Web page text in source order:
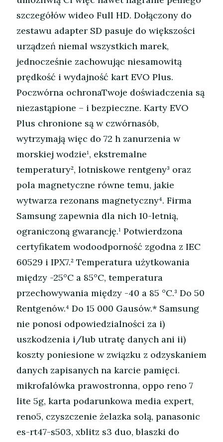
szczegółów wideo Full HD. Dołączony do
zestawu adapter SD pasuje do większości
urządzeń niemal wszystkich marek,
jednocześnie zachowując niesamowitą
prędkość i wydajność kart EVO Plus.
Poczwórna ochronaTwoje doświadczenia są
niezastąpione – i bezpieczne. Karty EVO
Plus chronione są w czwórnasób,
wytrzymają więc do 72 h zanurzenia w
morskiej wodzie¹, ekstremalne
temperatury², lotniskowe rentgeny³ oraz
pola magnetyczne równe temu, jakie
wytwarza rezonans magnetyczny⁴. Firma
Samsung zapewnia dla nich 10-letnią,
ograniczoną gwarancję.¹ Potwierdzona
certyfikatem wodoodporność zgodna z IEC
60529 i IPX7.² Temperatura użytkowania
między -25°C a 85°C, temperatura
przechowywania między -40 a 85 °C.³ Do 50
Rentgenów.⁴ Do 15 000 Gausów.* Samsung
nie ponosi odpowiedzialności za i)
uszkodzenia i/lub utratę danych ani ii)
koszty poniesione w związku z odzyskaniem
danych zapisanych na karcie pamięci.
mikrofalówka prawostronna, oppo reno 7
lite 5g, karta podarunkowa media expert,
reno5, czyszczenie żelazka solą, panasonic
es-rt47-s503, xblitz s3 duo, blaszki do